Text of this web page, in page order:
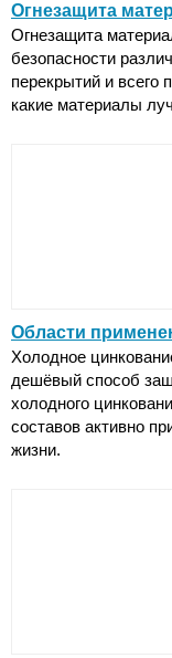
Огнезащита
Огнезащита
безопасности
перекрытий и всего
какие материалы
Области
Холодное
дешёвый способ
холодного
составов активно
жизни.